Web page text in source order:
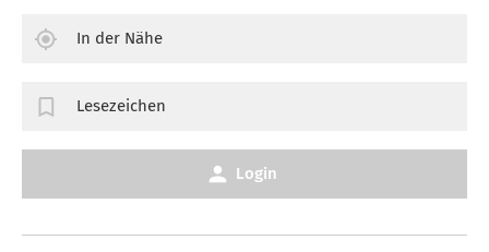
In der Nähe
Lesezeichen
Login